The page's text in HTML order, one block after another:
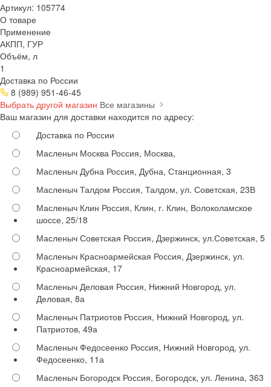
Артикул: 105774
О товаре
Применение
АКПП, ГУР
Объём, л
1
Доставка по России
8 (989) 951-46-45
Выбрать другой магазин Все магазины
Ваш магазин для доставки находится по адресу:
Доставка по России
Масленыч Москва Россия, Москва,
Масленыч Дубна Россия, Дубна, Станционная, 3
Масленыч Талдом Россия, Талдом, ул. Советская, 23В
Масленыч Клин Россия, Клин, г. Клин, Волоколамское
шоссе, 25/18
Масленыч Советская Россия, Дзержинск, ул.Советская, 5
Масленыч Красноармейская Россия, Дзержинск, ул.
Красноармейская, 17
Масленыч Деловая Россия, Нижний Новгород, ул.
Деловая, 8а
Масленыч Патриотов Россия, Нижний Новгород, ул.
Патриотов, 49а
Масленыч Федосеенко Россия, Нижний Новгород, ул.
Федосеенко, 11а
Масленыч Богородск Россия, Богородск, ул. Ленина, 363